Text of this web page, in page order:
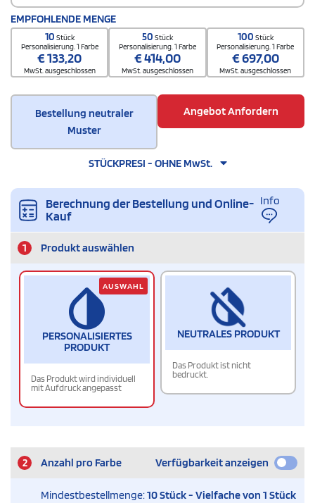
EMPFOHLENDE MENGE
10 Stück
Personalisierung. 1 Farbe
€133,20
MwSt. ausgeschlossen
50 Stück
Personalisierung. 1 Farbe
€414,00
MwSt. ausgeschlossen
100 Stück
Personalisierung. 1 Farbe
€697,00
MwSt. ausgeschlossen
Bestellung neutraler
Muster
Angebot Anfordern
STÜCKPRESI - OHNE MwSt.
Berechnung der Bestellung und Online-
Kauf
Info
1 Produkt auswählen
PERSONALISIERTES
PRODUKT
Das Produkt wird individuell
mit Aufdruck angepasst
AUSWAHL
NEUTRALES PRODUKT
Das Produkt ist nicht
bedruckt.
2 Anzahl pro Farbe Verfügbarkeit anzeigen
Mindestbestellmenge:10 Stück - Vielfache von 1 Stück